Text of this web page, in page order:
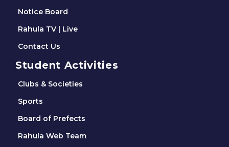
Notice Board
Rahula TV | Live
Contact Us
Student Activities
Clubs & Societies
Sports
Board of Prefects
Rahula Web Team